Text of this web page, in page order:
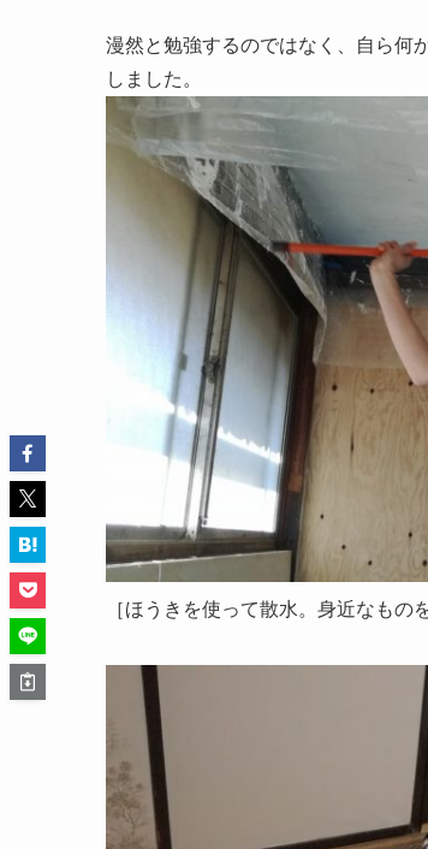
漫然と勉強するのではなく、自ら何
しました。
［ほうきを使って散水。身近なもの